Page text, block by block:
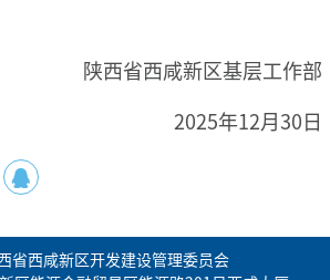
陕西省西咸新区基层工作部
2025年12月30日
省西咸新区开发建设管理委员会